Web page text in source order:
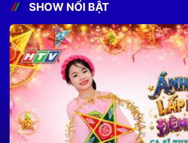
SHOW NỔI BẬT